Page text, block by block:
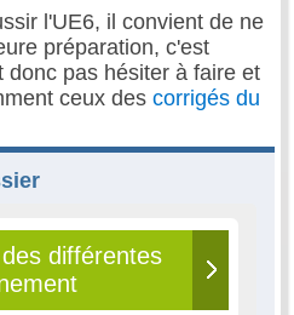
l'UE6, il convient de ne
préparation, c'est
donc pas hésiter à faire et
ceux des corrigés du
différentes